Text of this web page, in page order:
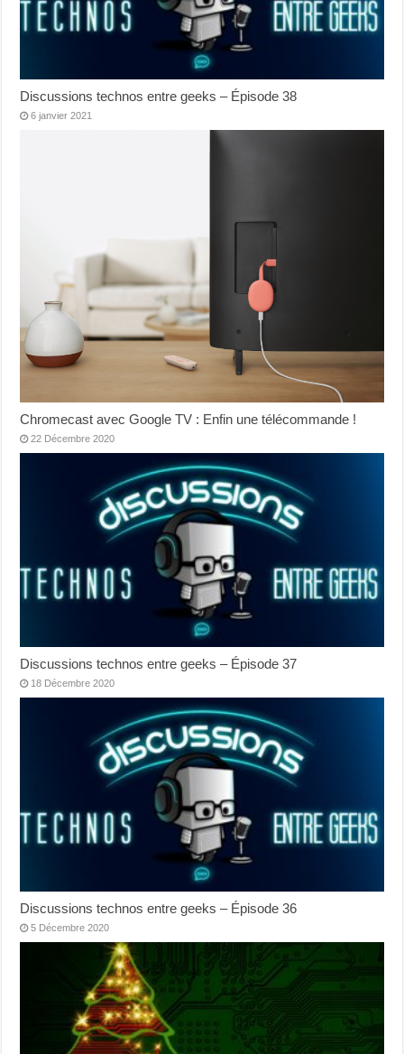
Discussions technos entre geeks – Épisode 38
6 janvier 2021
Chromecast avec Google TV : Enfin une télécommande !
22 Décembre 2020
Discussions technos entre geeks – Épisode 37
18 Décembre 2020
Discussions technos entre geeks – Épisode 36
5 Décembre 2020